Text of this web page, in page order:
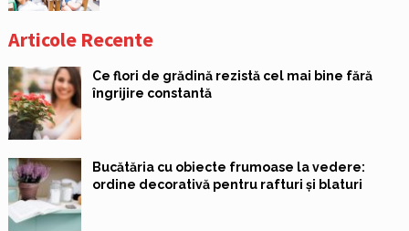
Articole Recente
Ce flori de grădină rezistă cel mai bine fără
îngrijire constantă
Bucătăria cu obiecte frumoase la vedere:
ordine decorativă pentru rafturi și blaturi